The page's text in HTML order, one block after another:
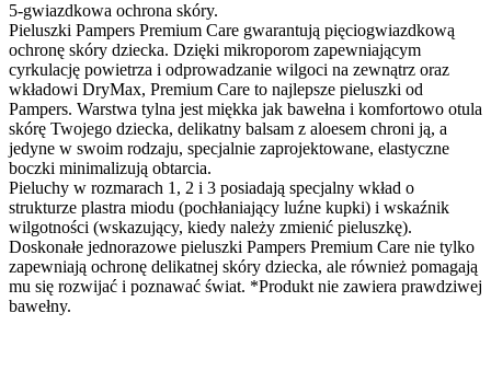
5-gwiazdkowa ochrona skóry.
Pieluszki Pampers Premium Care gwarantują pięciogwiazdkową
ochronę skóry dziecka. Dzięki mikroporom zapewniającym
cyrkulację powietrza i odprowadzanie wilgoci na zewnątrz oraz
wkładowi DryMax, Premium Care to najlepsze pieluszki od
Pampers. Warstwa tylna jest miękka jak bawełna i komfortowo otula
skórę Twojego dziecka, delikatny balsam z aloesem chroni ją, a
jedyne w swoim rodzaju, specjalnie zaprojektowane, elastyczne
boczki minimalizują obtarcia.
Pieluchy w rozmarach 1, 2 i 3 posiadają specjalny wkład o
strukturze plastra miodu (pochłaniający luźne kupki) i wskaźnik
wilgotności (wskazujący, kiedy należy zmienić pieluszkę).
Doskonałe jednorazowe pieluszki Pampers Premium Care nie tylko
zapewniają ochronę delikatnej skóry dziecka, ale również pomagają
mu się rozwijać i poznawać świat. *Produkt nie zawiera prawdziwej
bawełny.